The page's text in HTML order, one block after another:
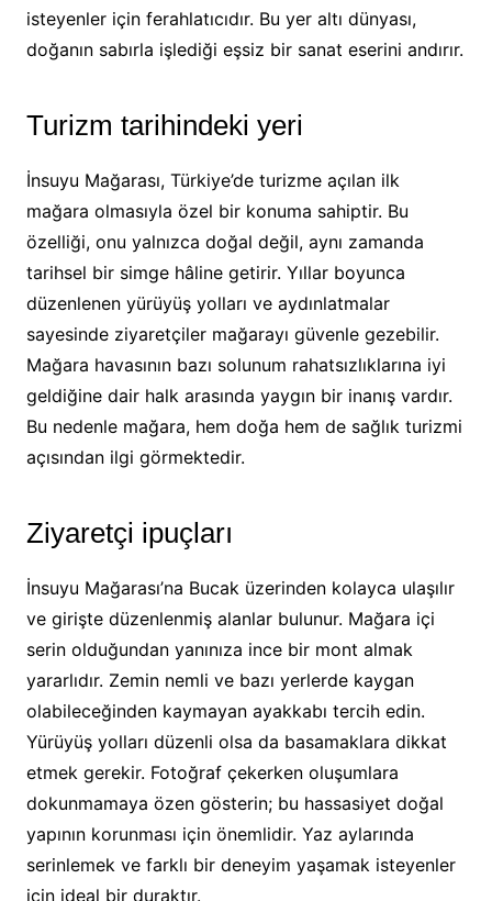
isteyenler için ferahlatıcıdır. Bu yer altı dünyası,
doğanın sabırla işlediği eşsiz bir sanat eserini andırır.
Turizm tarihindeki yeri
İnsuyu Mağarası, Türkiye’de turizme açılan ilk
mağara olmasıyla özel bir konuma sahiptir. Bu
özelliği, onu yalnızca doğal değil, aynı zamanda
tarihsel bir simge hâline getirir. Yıllar boyunca
düzenlenen yürüyüş yolları ve aydınlatmalar
sayesinde ziyaretçiler mağarayı güvenle gezebilir.
Mağara havasının bazı solunum rahatsızlıklarına iyi
geldiğine dair halk arasında yaygın bir inanış vardır.
Bu nedenle mağara, hem doğa hem de sağlık turizmi
açısından ilgi görmektedir.
Ziyaretçi ipuçları
İnsuyu Mağarası’na Bucak üzerinden kolayca ulaşılır
ve girişte düzenlenmiş alanlar bulunur. Mağara içi
serin olduğundan yanınıza ince bir mont almak
yararlıdır. Zemin nemli ve bazı yerlerde kaygan
olabileceğinden kaymayan ayakkabı tercih edin.
Yürüyüş yolları düzenli olsa da basamaklara dikkat
etmek gerekir. Fotoğraf çekerken oluşumlara
dokunmamaya özen gösterin; bu hassasiyet doğal
yapının korunması için önemlidir. Yaz aylarında
serinlemek ve farklı bir deneyim yaşamak isteyenler
için ideal bir duraktır.